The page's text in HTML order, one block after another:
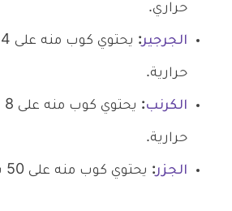
حراري.
الجرجير:
حرارية.
الكرنب:
حرارية.
الجزر: يحتوي كوب منه على 50 سعر حراري.